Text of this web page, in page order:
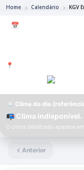
Home Calendário
📅 13 mar. e 14 mar.
📍 Kartódromo Granja Viana
Maps
☁️ Clima do dia
📭 Clima indisponível.
O clima detalhado aparece
Anterior